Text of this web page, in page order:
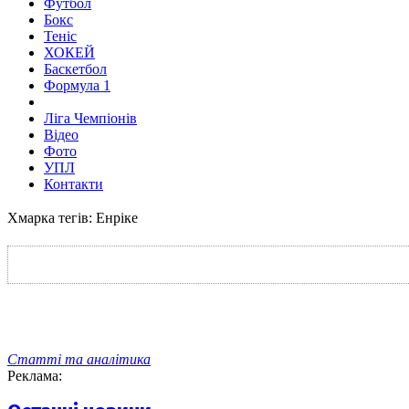
Футбол
Бокс
Теніс
ХОКЕЙ
Баскетбол
Формула 1
Ліга Чемпіонів
Відео
Фото
УПЛ
Контакти
Хмарка тегів: Енріке
Статті та аналітика
Реклама: